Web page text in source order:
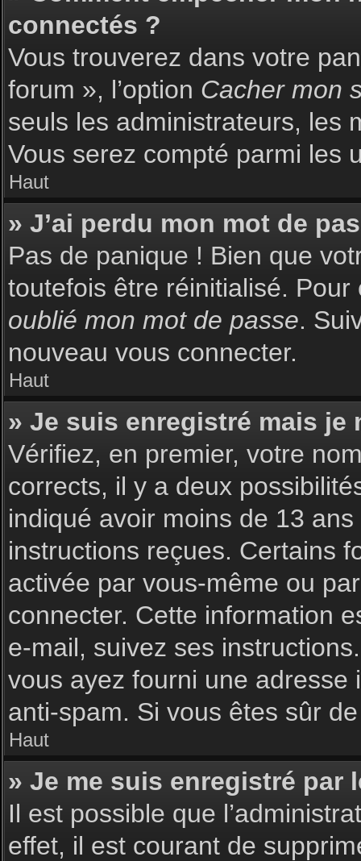
connectés ?
Vous trouverez dans votre
forum », l’option Cacher mon
seuls les administrateurs, les
Vous serez compté parmi les
Haut
» J’ai perdu mon mot de
Pas de panique ! Bien que
toutefois être réinitialisé.
oublié mon mot de passe.
nouveau vous connecter.
Haut
» Je suis enregistré mais je
Vérifiez, en premier, votre
corrects, il y a deux
indiqué avoir moins de 13
instructions reçues. Certains
activée par vous-même ou
connecter. Cette information
e-mail, suivez ses
vous ayez fourni une adresse
anti-spam. Si vous êtes sûr
Haut
» Je me suis enregistré par
Il est possible que
effet, il est courant de